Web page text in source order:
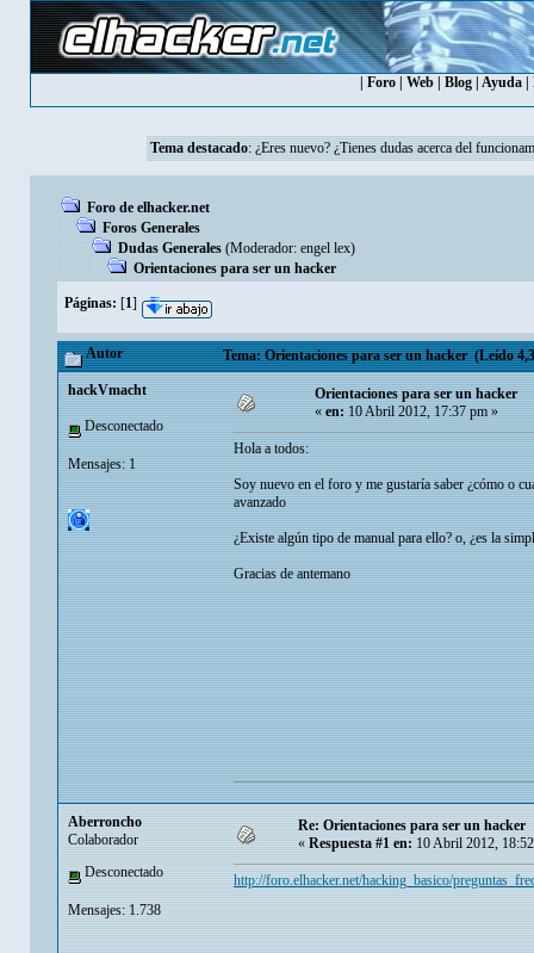
Foro| Web| Blog| Ayuda|
Tema destacado: ¿Eres nuevo? ¿Tienes dudas acerca del
Foro de elhacker.net
Foros Generales
Dudas Generales (Moderador: engel lex)
Orientaciones para ser un hacker
Páginas: [1]
Autor Tema: Orientaciones para ser un hacker (Leído
hackVmacht
Desconectado
Mensajes: 1
Orientaciones para ser un hacker
«en:10 Abril 2012, 17:37 pm »
Hola a todos:
Soy nuevo en el foro y me gustaría saber ¿cómo o
avanzado
¿Existe algún tipo de manual para ello? o, ¿es la
Gracias de antemano
Aberroncho
Colaborador
Desconectado
Mensajes: 1.738
Re: Orientaciones para ser un hacker
« Respuesta #1 en: 10 Abril 2012,
http://foro.elhacker.net/hacking_basico/